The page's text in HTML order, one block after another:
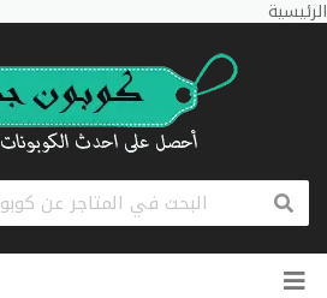
الرئيسية
تخطي